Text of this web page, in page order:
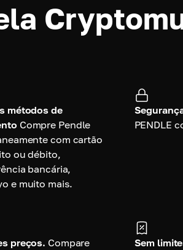
métodos de
Compre Pendle
com cartão
ou débito,
bancária,
e muito mais.
PENDLE
preços. Compare
Sem